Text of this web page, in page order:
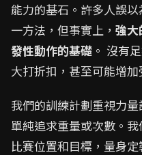
能力的基石。許多人誤
一方法，但事實上， 強大
發性動作的基礎 。 沒有
大打折扣，甚至可能增加
我們的訓練計劃重視力
單純追求重量或次數。
比賽位置和目標，量身